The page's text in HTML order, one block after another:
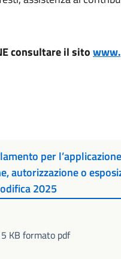
consultare il sito
per
autorizzazione o
2025
KB formato pdf